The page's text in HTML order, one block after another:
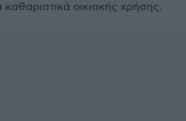
καθαριστικά οικιακής χρήσης.